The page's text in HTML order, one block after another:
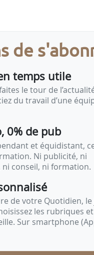
répondre à la
de
temps utile
le tour de
du travail d’une
0% de pub
et équidistant,
Ni publicité, ni
conseil, ni formation.
de votre Quotidien,
les rubriques
Sur smartphone